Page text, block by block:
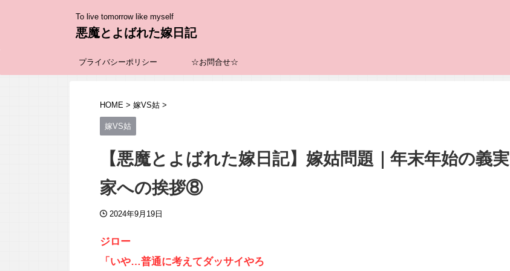
To live tomorrow like myself
悪魔とよばれた嫁日記
プライバシーポリシー ☆お問合せ☆
HOME > 嫁VS姑 >
嫁VS姑
【悪魔とよばれた嫁日記】嫁姑問題｜年末年始の義実
家への挨拶⑧
2024年9月19日
ジロー
「いや…普通に考えてダッサイやろ